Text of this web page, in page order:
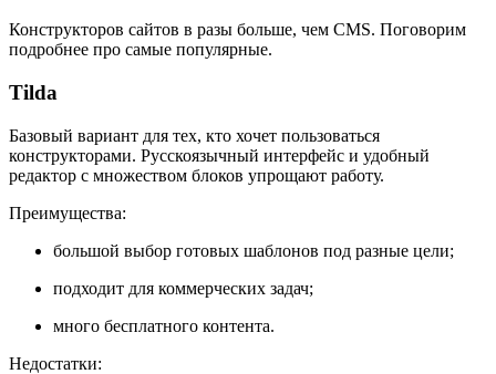
Конструкторов сайтов в разы больше, чем CMS. Поговорим
подробнее про самые популярные.
Tilda
Базовый вариант для тех, кто хочет пользоваться
конструкторами. Русскоязычный интерфейс и удобный
редактор с множеством блоков упрощают работу.
Преимущества:
большой выбор готовых шаблонов под разные цели;
подходит для коммерческих задач;
много бесплатного контента.
Недостатки: